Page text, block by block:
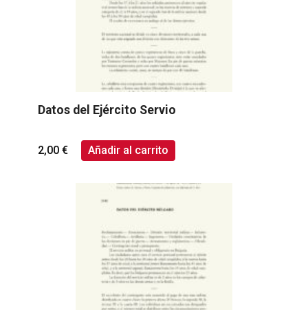
Datos del Ejército Servio
2,00 € Añadir al carrito